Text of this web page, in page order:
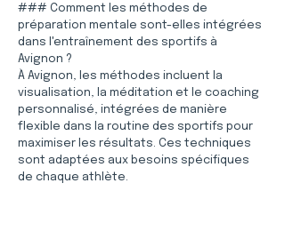
### Comment les méthodes de
préparation mentale sont-elles intégrées
dans l'entraînement des sportifs à
Avignon ?
À Avignon, les méthodes incluent la
visualisation, la méditation et le coaching
personnalisé, intégrées de manière
flexible dans la routine des sportifs pour
maximiser les résultats. Ces techniques
sont adaptées aux besoins spécifiques
de chaque athlète.